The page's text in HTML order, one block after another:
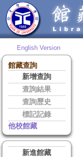
English Version
館藏查詢
新增查詢
查詢結果
查詢歷史
標記記錄
他校館藏
新進館藏